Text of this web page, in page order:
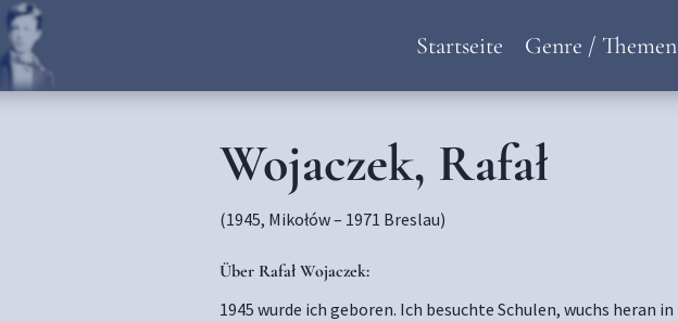
Startseite Genre / Themen
Wojaczek, Rafał
(1945, Mikołów – 1971 Breslau)
Über Rafał Wojaczek:
1945 wurde ich geboren. Ich besuchte Schulen, wuchs heran in